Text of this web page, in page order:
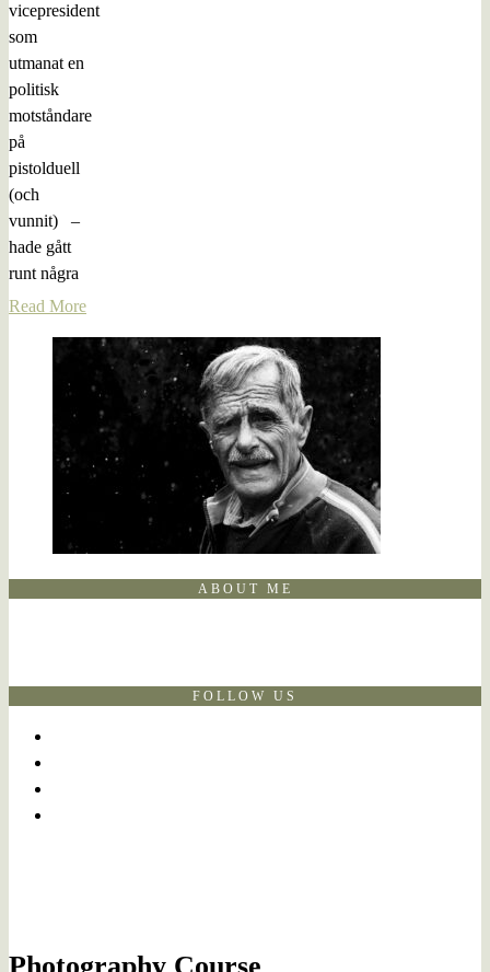
vicepresident
som
utmanat en
politisk
motståndare
på
pistolduell
(och
vunnit) –
hade gått
runt några
Read More
ABOUT ME
FOLLOW US